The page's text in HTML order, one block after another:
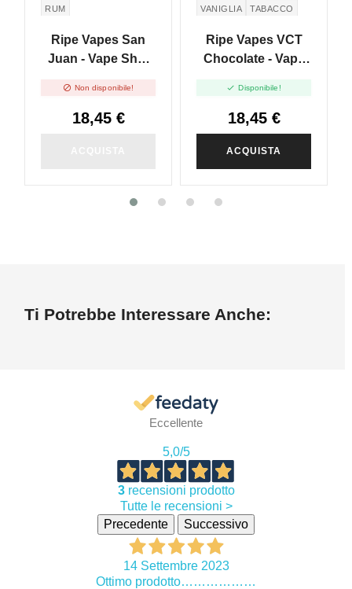
RUM
Ripe Vapes San
Juan - Vape Shot
 Non disponibile!
18,45 €
VANIGLIA
TABACCO
Ripe Vapes VCT
Chocolate - Vape
 Disponibile!
18,45 €
ACQUISTA
Ti Potrebbe Interessare Anche:
Eccellente
5,0/5
3recensioni prodotto
Tutte le recensioni >
Precedente
Successivo
14 Settembre 2023
Ottimo prodotto………………